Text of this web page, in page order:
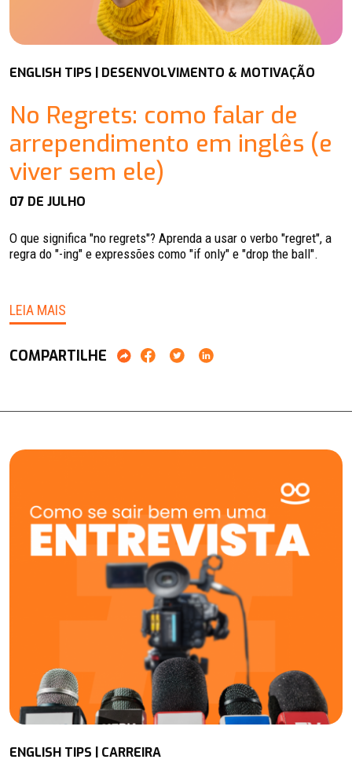
ENGLISH TIPS | DESENVOLVIMENTO & MOTIVAÇÃO
No Regrets: como falar de
arrependimento em inglês (e
viver sem ele)
07 DE JULHO
O que significa "no regrets"? Aprenda a usar o verbo "regret", a
regra do "-ing" e expressões como "if only" e "drop the ball".
LEIA MAIS
COMPARTILHE
ENGLISH TIPS | CARREIRA